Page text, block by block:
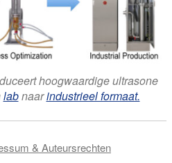
hoogwaardige ultrasone
labnaarindustrieel formaat.
& Auteursrechten